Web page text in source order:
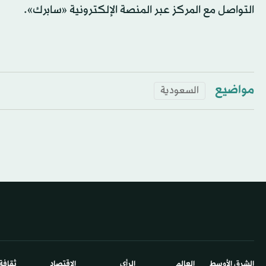
التواصل مع المركز عبر المنصة الإلكترونية «سابرك».
مواضيع السعودية